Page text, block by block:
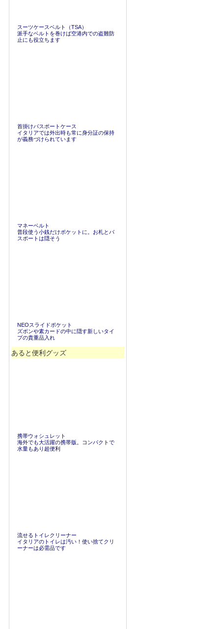
スーツケースベルト（TSA）
派手なベルトを巻けば空港内での盗難防
止にも役立ちます
首掛けパスポートケース
イタリアでは外出時も常に身分証の保持
が義務づけられています
マネーベルト
普段使う小銭だけポケットに。お札とパ
スポートは隠そう
NEOスライドポケット
ズボンや素カードの中に隠す新しいタイ
プの貴重品入れ
あると便利グッズ
携帯ウォシュレット
海外でも大活躍の携帯版。コンパクトで
水量もあり超便利
流せるトイレクリーナー
イタリアのトイレは汚い！使い捨てクリ
ーナーは必需品です